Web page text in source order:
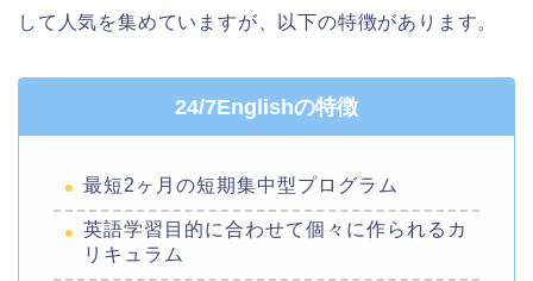
して人気を集めていますが、以下の特徴があります。
24/7Englishの特徴
最短2ヶ月の短期集中型プログラム
英語学習目的に合わせて個々に作られるカ
リキュラム